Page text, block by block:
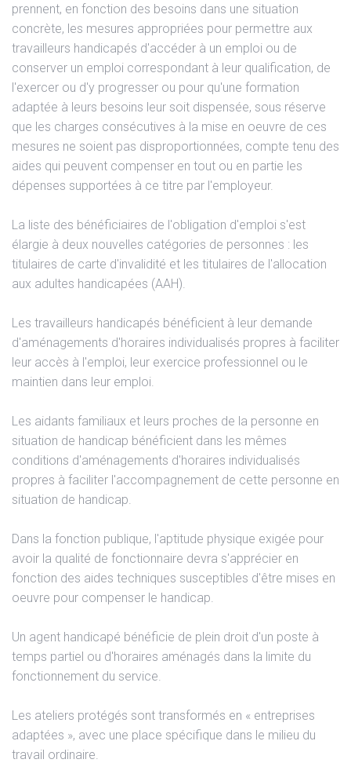
prennent, en fonction des besoins dans une situation
concrète, les mesures appropriées pour permettre aux
travailleurs handicapés d'accéder à un emploi ou de
conserver un emploi correspondant à leur qualification, de
l'exercer ou d'y progresser ou pour qu'une formation
adaptée à leurs besoins leur soit dispensée, sous réserve
que les charges consécutives à la mise en oeuvre de ces
mesures ne soient pas disproportionnées, compte tenu des
aides qui peuvent compenser en tout ou en partie les
dépenses supportées à ce titre par l'employeur.
La liste des bénéficiaires de l'obligation d'emploi s'est
élargie à deux nouvelles catégories de personnes : les
titulaires de carte d'invalidité et les titulaires de l'allocation
aux adultes handicapées (AAH).
Les travailleurs handicapés bénéficient à leur demande
d'aménagements d'horaires individualisés propres à faciliter
leur accès à l'emploi, leur exercice professionnel ou le
maintien dans leur emploi.
Les aidants familiaux et leurs proches de la personne en
situation de handicap bénéficient dans les mêmes
conditions d'aménagements d'horaires individualisés
propres à faciliter l'accompagnement de cette personne en
situation de handicap.
Dans la fonction publique, l'aptitude physique exigée pour
avoir la qualité de fonctionnaire devra s'apprécier en
fonction des aides techniques susceptibles d'être mises en
oeuvre pour compenser le handicap.
Un agent handicapé bénéficie de plein droit d'un poste à
temps partiel ou d'horaires aménagés dans la limite du
fonctionnement du service.
Les ateliers protégés sont transformés en « entreprises
adaptées », avec une place spécifique dans le milieu du
travail ordinaire.